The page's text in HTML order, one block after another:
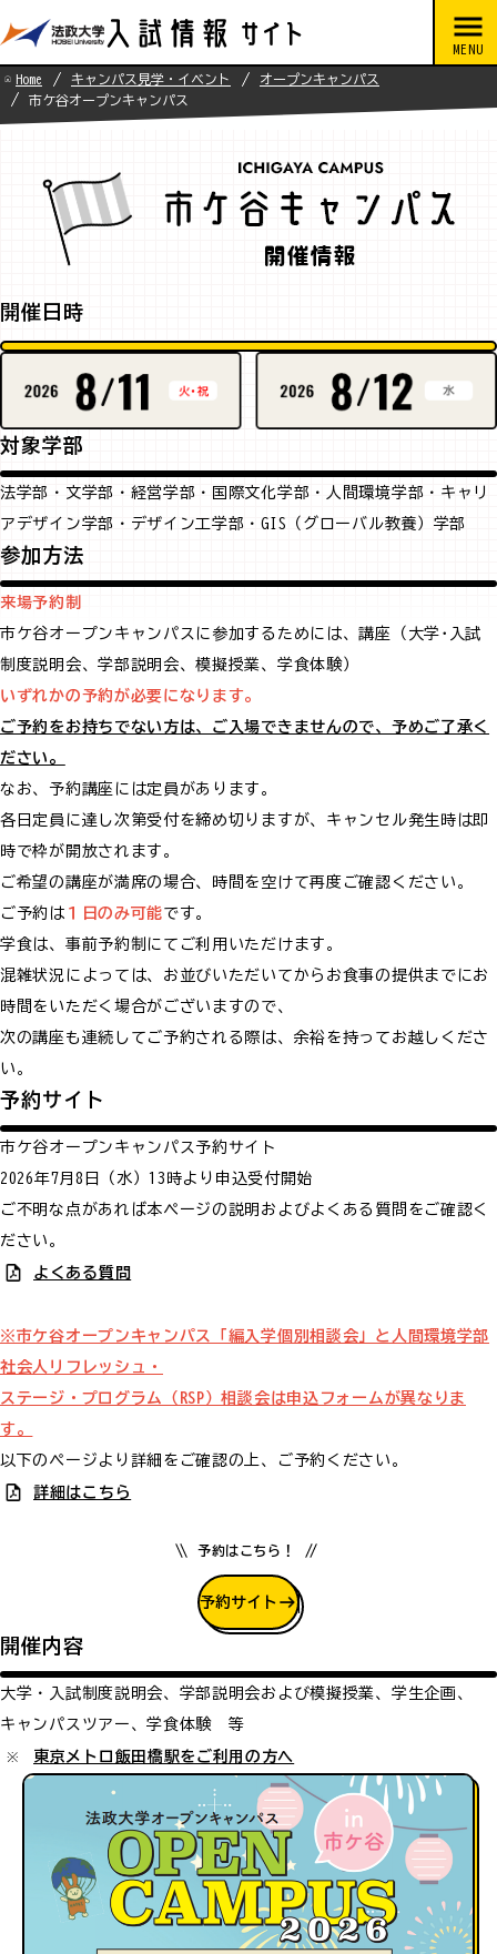
Home キャンパス見学・イベント
オープンキャンパス
市ケ谷オープンキャンパス
開催日時
対象学部
法学部・文学部・経営学部・国際文化学部・人間環境学部・キャリ
アデザイン学部・デザイン工学部・GIS（グローバル教養）学部
参加方法
来場予約制
市ケ谷オープンキャンパスに参加するためには、講座（大学･入試
制度説明会、学部説明会、模擬授業、学食体験）
いずれかの予約が必要になります。
ご予約をお持ちでない方は、ご入場できませんので、予めご了承く
ださい。
なお、予約講座には定員があります。
各日定員に達し次第受付を締め切りますが、キャンセル発生時は即
時で枠が開放されます。
ご希望の講座が満席の場合、時間を空けて再度ご確認ください。
ご予約は １日のみ可能です。
学食は、事前予約制にてご利用いただけます。
混雑状況によっては、お並びいただいてからお食事の提供までにお
時間をいただく場合がございますので、
次の講座も連続してご予約される際は、余裕を持ってお越しくださ
い。
予約サイト
市ケ谷オープンキャンパス予約サイト
2026年7月8日（水）13時より申込受付開始
ご不明な点があれば本ページの説明およびよくある質問をご確認く
ださい。
よくある質問
※市ケ谷オープンキャンパス「編入学個別相談会」と人間環境学部
社会人リフレッシュ・
ステージ・プログラム（RSP）相談会は申込フォームが異なりま
す。
以下のページより詳細をご確認の上、ご予約ください。
詳細はこちら
予約はこちら！
予約サイト
開催内容
大学・入試制度説明会、学部説明会および模擬授業、学生企画、
キャンパスツアー、学食体験 等
東京メトロ飯田橋駅をご利用の方へ